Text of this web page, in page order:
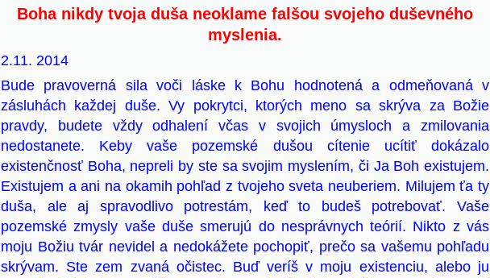
Boha nikdy tvoja duša neoklame falšou svojeho duševného
myslenia.
2.11. 2014
Bude pravoverná sila voči láske k Bohu hodnotená a odmeňovaná v
zásluhách každej duše. Vy pokrytci, ktorých meno sa skrýva za Božie
pravdy, budete vždy odhalení včas v svojich úmysloch a zmilovania
nedostanete. Keby vaše pozemské dušou cítenie ucítiť dokázalo
existenčnosť Boha, nepreli by ste sa svojim myslením, či Ja Boh existujem.
Existujem a ani na okamih pohľad z tvojeho sveta neuberiem. Milujem ťa ty
duša, ale aj spravodlivo potrestám, keď to budeš potrebovať. Vaše
pozemské zmysly vaše duše smerujú do nesprávnych teórií. Nikto z vás
moju Božiu tvár nevidel a nedokážete pochopiť, prečo sa vašemu pohľadu
skrývam. Ste zem zvaná očistec. Buď veríš v moju existenciu, alebo ju